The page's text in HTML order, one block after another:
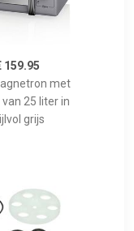
159.95
met
25 liter in
grijs